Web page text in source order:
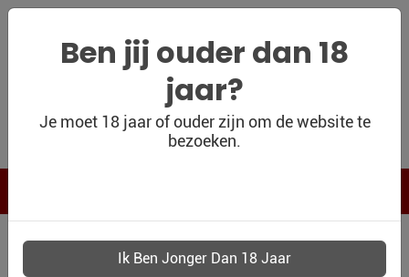
WIJNSHOP
WIJN BLOG
WIJN OUTLET
Ben jij ouder dan 18
jaar?
Je moet 18 jaar of ouder zijn om de website te
bezoeken.
KERST EN RELATIE PAKKETTEN